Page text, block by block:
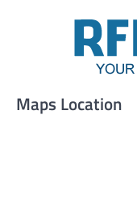
Maps Location